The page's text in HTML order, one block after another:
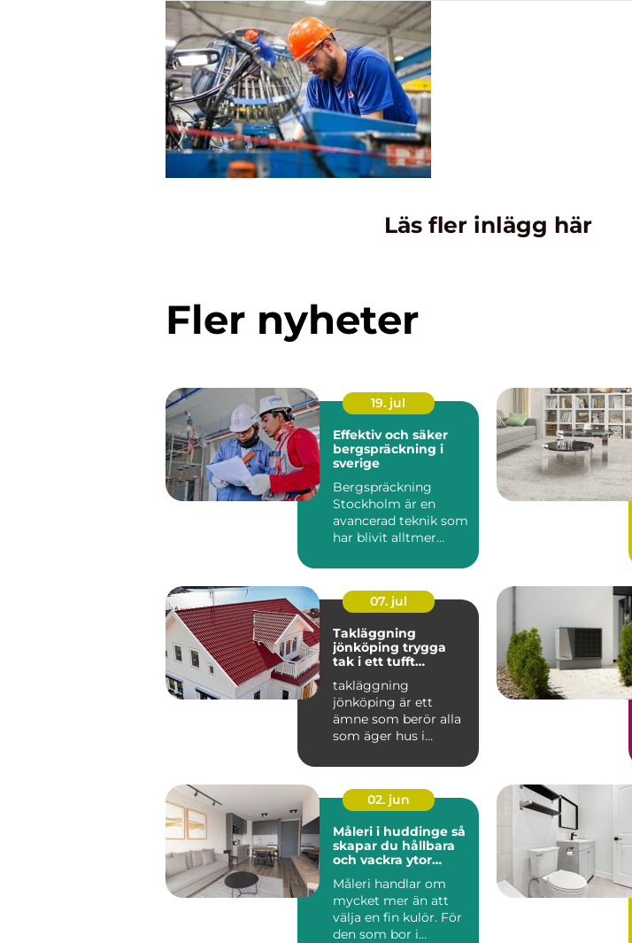
Läs fler inlägg här
Fler nyheter
19. jul
Effektiv och säker
bergspräckning i
sverige
Bergspräckning
Stockholm är en
avancerad teknik som
har blivit alltmer
07. jul
Takläggning
jönköping trygga
tak i ett tufft
takläggning
jönköping är ett
ämne som berör alla
som äger hus i
Taket är huset...
02. jun
Måleri i huddinge så
skapar du hållbara
och vackra ytor
Måleri handlar om
mycket mer än att
välja en fin kulör. För
den som bor i